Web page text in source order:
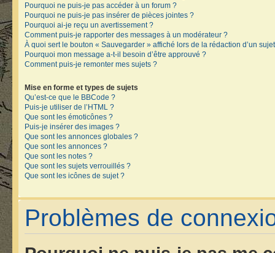
Pourquoi ne puis-je pas accéder à un forum ?
Pourquoi ne puis-je pas insérer de pièces jointes ?
Pourquoi ai-je reçu un avertissement ?
Comment puis-je rapporter des messages à un modérateur ?
À quoi sert le bouton « Sauvegarder » affiché lors de la rédaction d’un
Pourquoi mon message a-t-il besoin d’être approuvé ?
Comment puis-je remonter mes sujets ?
Mise en forme et types de sujets
Qu’est-ce que le BBCode ?
Puis-je utiliser de l’HTML ?
Que sont les émoticônes ?
Puis-je insérer des images ?
Que sont les annonces globales ?
Que sont les annonces ?
Que sont les notes ?
Que sont les sujets verrouillés ?
Que sont les icônes de sujet ?
Problèmes de